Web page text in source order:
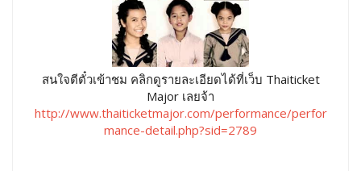
สนใจตีตั๋วเข้าชม คลิกดูรายละเอียดได้ที่เว็บ Thaiticket
Major เลยจ้า
http://www.thaiticketmajor.com/performance/perfor
mance-detail.php?sid=2789